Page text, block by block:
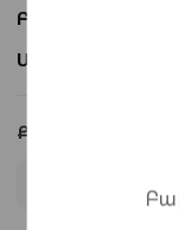
Բրենդ:
Ապրանքի ID:
Քանակ: